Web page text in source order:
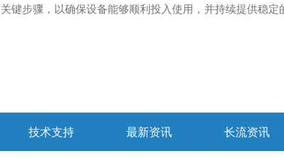
键步骤，以确保设备能够顺利投入使用，并持续提供稳定
技术支持 最新资讯 长流资讯